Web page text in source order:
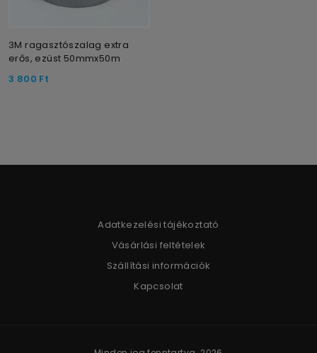
3M ragasztószalag extra
erős, ezüst 50mmx50m
3 800 Ft
Adatkezelési tájékoztató
Vásárlási feltételek
Szállítási információk
Kapcsolat